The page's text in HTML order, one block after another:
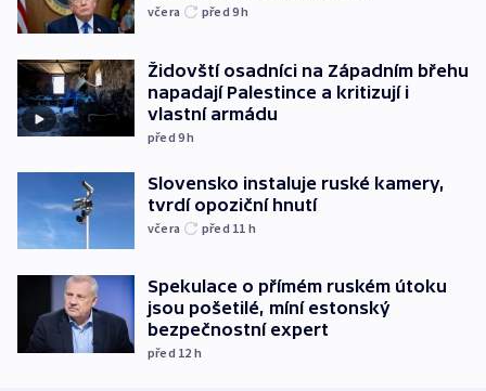
včera před 9h
Židovští osadníci na Západním břehu
napadají Palestince a kritizují i
vlastní armádu
před 9h
Slovensko instaluje ruské kamery,
tvrdí opoziční hnutí
včera před 11 h
Spekulace o přímém ruském útoku
jsou pošetilé, míní estonský
bezpečnostní expert
před 12 h